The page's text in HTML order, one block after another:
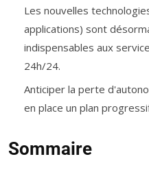
Les nouvelles
applications) sont
indispensables aux
24h/24.
Anticiper la perte
en place un plan
Sommaire